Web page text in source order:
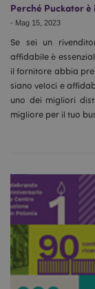
Perché Puckator
- Mag 15, 2023
Se sei un
affidabile è
il fornitore abbia
siano veloci e
uno dei migliori
migliore per il tuo